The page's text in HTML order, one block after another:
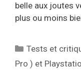
belle aux joutes
plus ou moins
Catégories
Tests et
Pro ) et